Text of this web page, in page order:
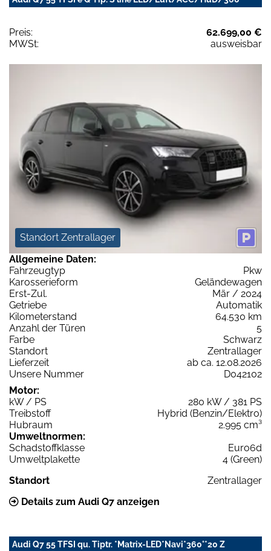
Preis:
62.699,00 €
MWSt:
ausweisbar
Standort Zentrallager
Allgemeine Daten:
Fahrzeugtyp
Pkw
Karosserieform
Geländewagen
Erst-Zul.
Mär / 2024
Getriebe
Automatik
Kilometerstand
64.530 km
Anzahl der Türen
5
Farbe
Schwarz
Standort
Zentrallager
Lieferzeit
ab ca. 12.08.2026
Unsere Nummer
D042102
Motor:
kW / PS
280 kW / 381 PS
Treibstoff
Hybrid (Benzin/Elektro)
Hubraum
2.995 cm³
Umweltnormen:
Schadstoffklasse
Euro6d
Umweltplakette
4 (Green)
Standort
Zentrallager
Details zum Audi Q7 anzeigen
Audi Q7 55 TFSI qu. Tiptr. *Matrix-LED*Navi*360°*20 Z